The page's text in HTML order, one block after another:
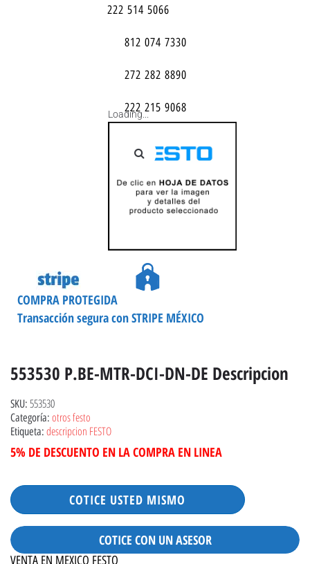
222 514 5066
812 074 7330
272 282 8890
222 215 9068
Loading...
Transacción segura con STRIPE MÉXICO
COMPRA PROTEGIDA
553530 P.BE-MTR-DCI-DN-DE Descripcion
SKU: 553530
Categoría: otros festo
Etiqueta: descripcion FESTO
5% DE DESCUENTO EN LA COMPRA EN LINEA
COTICE USTED MISMO
COTICE CON UN ASESOR
VENTA EN MEXICO FESTO